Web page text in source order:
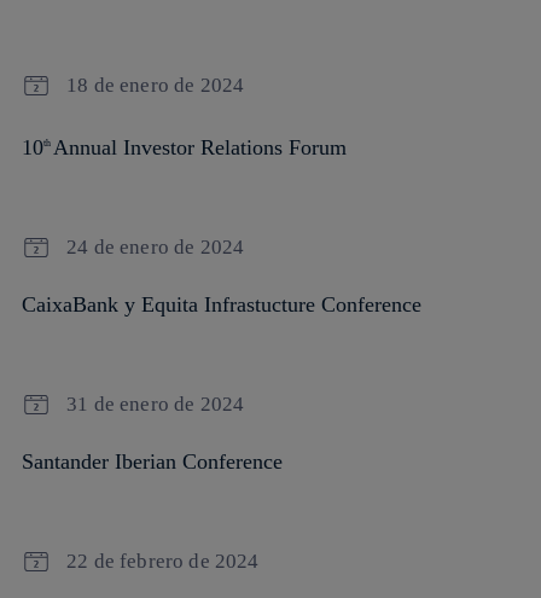
18 de enero de 2024
10th Annual Investor Relations Forum
24 de enero de 2024
CaixaBank y Equita Infrastucture Conference
31 de enero de 2024
Santander Iberian Conference
22 de febrero de 2024